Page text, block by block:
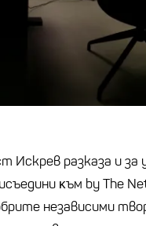
Искрев разказа и за
ĸъм bу Тhе
нeзaвиcими